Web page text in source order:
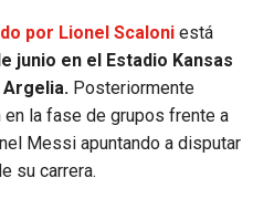
por Lionel Scaloni está
junio en el Estadio Kansas
Argelia. Posteriormente
la fase de grupos frente a
Messi apuntando a disputar
su carrera.